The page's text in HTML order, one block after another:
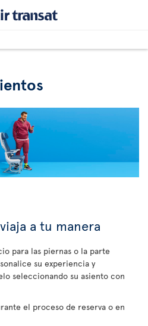
a tu manera
para las piernas o la parte
su experiencia y
seleccionando su asiento con
el proceso de reserva o en